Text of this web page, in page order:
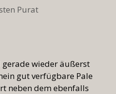
Purat
wieder äußerst
gut verfügbare Pale
neben dem ebenfalls